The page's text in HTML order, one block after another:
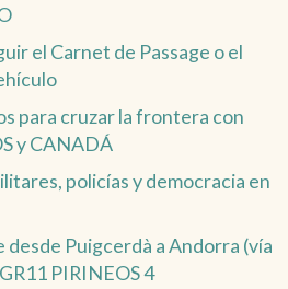
el Carnet de Passage o el
para cruzar la frontera con
y CANADÁ
policías y democracia en
desde Puigcerdà a Andorra (vía
PIRINEOS 4